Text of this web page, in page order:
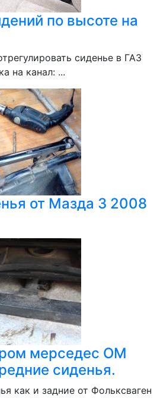
по высоте на
сиденье в ГАЗ
на канал: ...
от Мазда 3 2008
мерседес ОМ
сиденья.
как и задние от Фольксваген